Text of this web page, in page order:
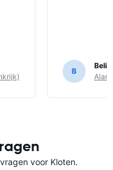
B
voor Kloten.